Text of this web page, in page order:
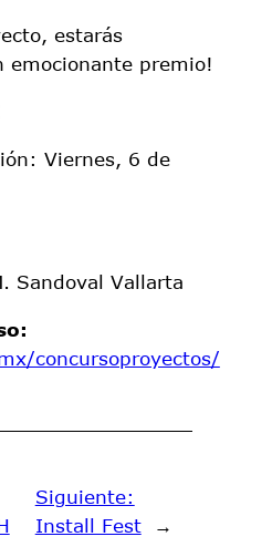
estarás
emocionante premio!
Viernes, 6 de
Sandoval Vallarta
concursoproyectos/
Siguiente:
Install Fest
→